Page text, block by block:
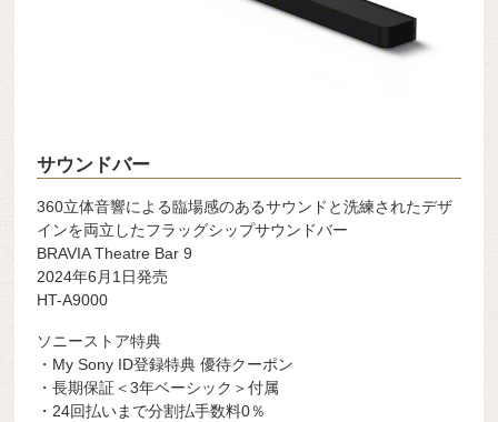
サウンドバー
360立体音響による臨場感のあるサウンドと洗練されたデザ
インを両立したフラッグシップサウンドバー
BRAVIA Theatre Bar 9
2024年6月1日発売
HT-A9000
ソニーストア特典
・My Sony ID登録特典 優待クーポン
・長期保証＜3年ベーシック＞付属
・24回払いまで分割払手数料0％